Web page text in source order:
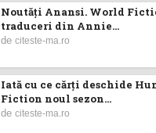
Noutăţi Anansi. World
traduceri din Annie...
deciteste-ma.ro
Iată cu ce cărţi deschide
Fiction noul sezon...
deciteste-ma.ro